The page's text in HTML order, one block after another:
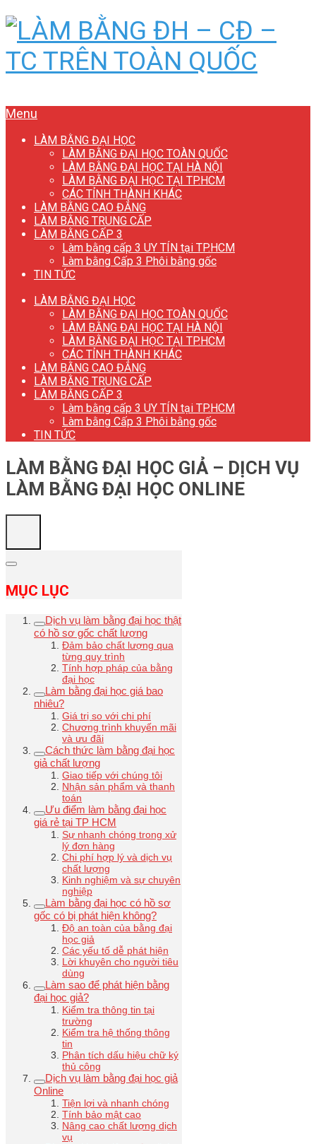
Menu
LÀM BẰNG ĐẠI HỌC
LÀM BẰNG ĐẠI HỌC TOÀN QUỐC
LÀM BẰNG ĐẠI HỌC TẠI HÀ NỘI
LÀM BẰNG ĐẠI HỌC TẠI TP.HCM
CÁC TỈNH THÀNH KHÁC
LÀM BẰNG CAO ĐẲNG
LÀM BẰNG TRUNG CẤP
LÀM BẰNG CẤP 3
Làm bằng cấp 3 UY TÍN tại TP.HCM
Làm bằng Cấp 3 Phôi bằng gốc
TIN TỨC
LÀM BẰNG ĐẠI HỌC
LÀM BẰNG ĐẠI HỌC TOÀN QUỐC
LÀM BẰNG ĐẠI HỌC TẠI HÀ NỘI
LÀM BẰNG ĐẠI HỌC TẠI TP.HCM
CÁC TỈNH THÀNH KHÁC
LÀM BẰNG CAO ĐẲNG
LÀM BẰNG TRUNG CẤP
LÀM BẰNG CẤP 3
Làm bằng cấp 3 UY TÍN tại TP.HCM
Làm bằng Cấp 3 Phôi bằng gốc
TIN TỨC
LÀM BẰNG ĐẠI HỌC GIẢ – DỊCH VỤ
LÀM BẰNG ĐẠI HỌC ONLINE
MỤC LỤC
Dịch vụ làm bằng đại học thật
có hồ sơ gốc chất lượng
Đảm bảo chất lượng qua
từng quy trình
Tính hợp pháp của bằng
đại học
Làm bằng đại học giá bao
nhiêu?
Giá trị so với chi phí
Chương trình khuyến mãi
và ưu đãi
Cách thức làm bằng đại học
giả chất lượng
Giao tiếp với chúng tôi
Nhận sản phẩm và thanh
toán
Ưu điểm làm bằng đại học
giá rẻ tại TP HCM
Sự nhanh chóng trong xử
lý đơn hàng
Chi phí hợp lý và dịch vụ
chất lượng
Kinh nghiệm và sự chuyên
nghiệp
Làm bằng đại học có hồ sơ
gốc có bị phát hiện không?
Độ an toàn của bằng đại
học giả
Các yếu tố dễ phát hiện
Lời khuyên cho người tiêu
dùng
Làm sao để phát hiện bằng
đại học giả?
Kiểm tra thông tin tại
trường
Kiểm tra hệ thống thông
tin
Phân tích dấu hiệu chữ ký
thủ công
Dịch vụ làm bằng đại học giả
Online
Tiện lợi và nhanh chóng
Tính bảo mật cao
Nâng cao chất lượng dịch
vụ